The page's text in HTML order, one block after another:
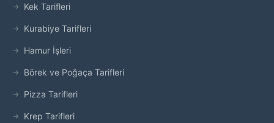
Kek Tarifleri
Kurabiye Tarifleri
Hamur İşleri
Börek ve Poğaça Tarifleri
Pizza Tarifleri
Krep Tarifleri